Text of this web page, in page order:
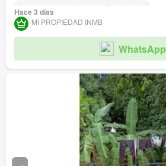
Acceso para personas con discapacidad
Hace 3 días
MI PROPIEDAD INMB
WhatsApp